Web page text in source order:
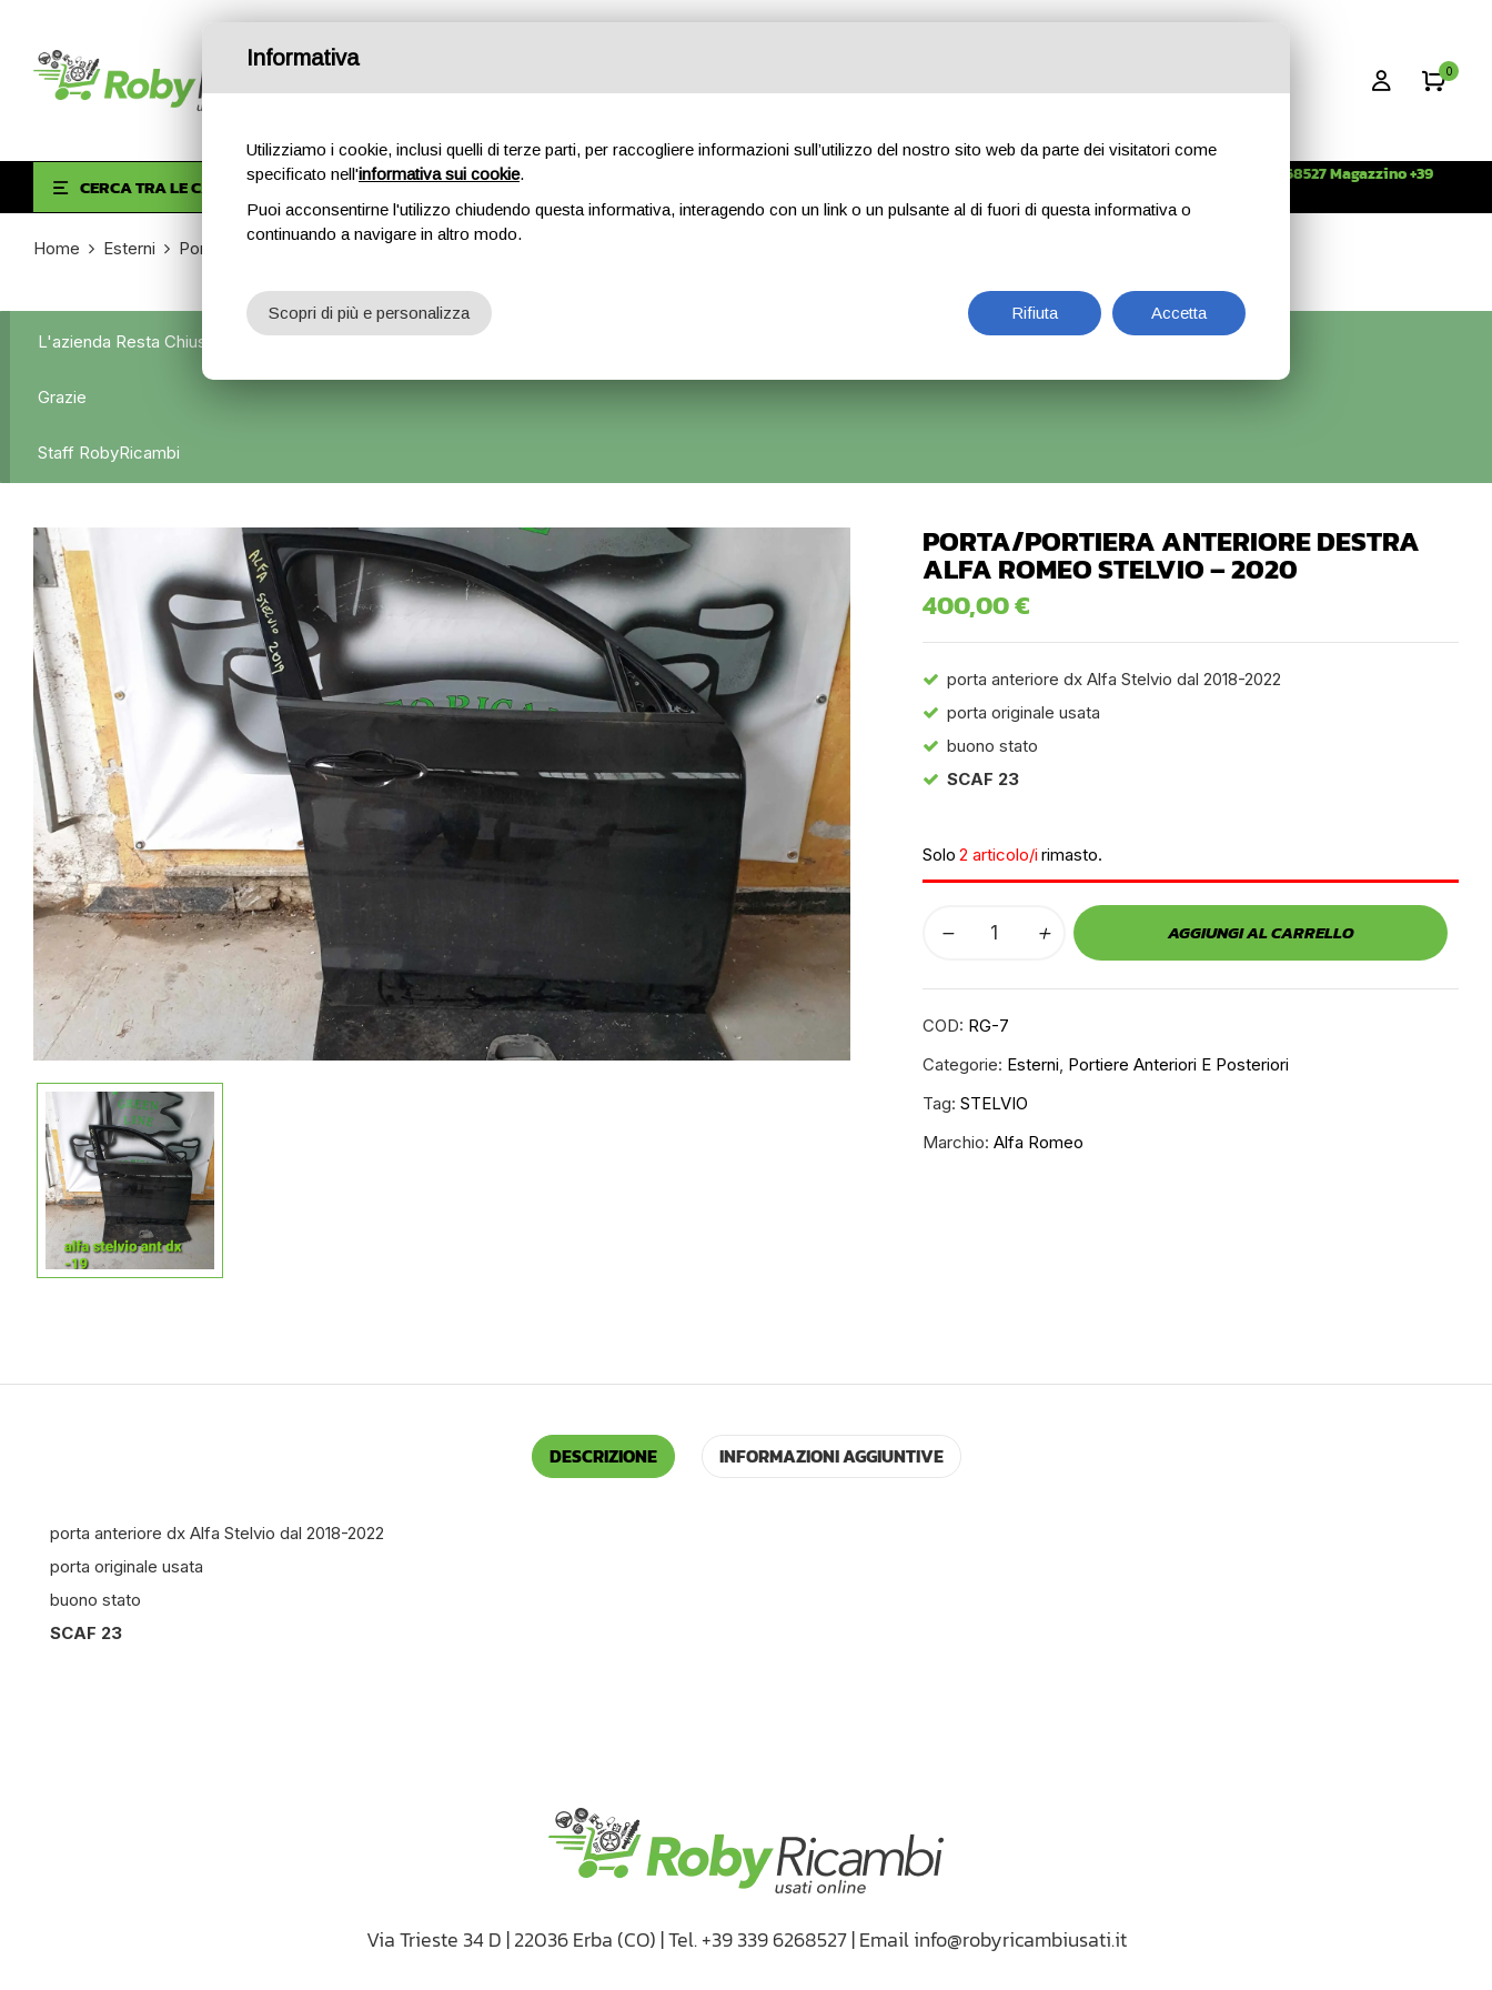
0
CERCA TRA LE CATEGORIE HOME
Info +39 3396268527 Magazzino +39
Home Esterni Portiere anteriori e posteriori
L'azienda Resta Chiusa Dal 5.08 Al 31.08 Qualsiasi Ordine Verrà Accettato Ma La Spedizione Ripartirà Dal 1 Settembre.
Grazie
Staff RobyRicambi
PORTA/PORTIERA ANTERIORE DESTRA
ALFA ROMEO STELVIO – 2020
400,00€
porta anteriore dx Alfa Stelvio dal 2018-2022
porta originale usata
buono stato
SCAF 23
Solo 2 articolo/i rimasto.
AGGIUNGI AL CARRELLO
COD: RG-7
Categorie: Esterni Portiere Anteriori E Posteriori
Tag:STELVIO
Marchio:Alfa Romeo
DESCRIZIONE INFORMAZIONI AGGIUNTIVE
porta anteriore dx Alfa Stelvio dal 2018-2022
porta originale usata
buono stato
SCAF 23
Via Trieste 34 D | 22036 Erba (CO) | Tel. +39 339 6268527 | Email info@robyricambiusati.it
Informativa
Utilizziamo i cookie, inclusi quelli di terze parti, per raccogliere informazioni sull’utilizzo del nostro sito web da parte dei visitatori come
specificato nell'informativa sui cookie.
Puoi acconsentirne l'utilizzo chiudendo questa informativa, interagendo con un link o un pulsante al di fuori di questa informativa o
continuando a navigare in altro modo.
Rifiuta Accetta
Scopri di più e personalizza